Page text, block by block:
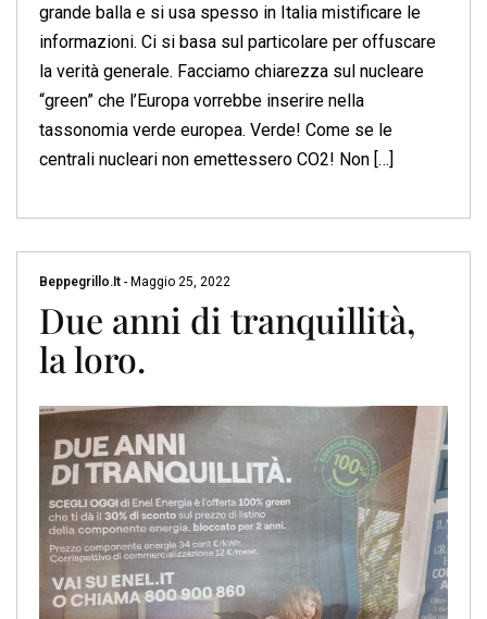
grande balla e si usa spesso in Italia mistificare le
informazioni. Ci si basa sul particolare per offuscare
la verità generale. Facciamo chiarezza sul nucleare
“green” che l’Europa vorrebbe inserire nella
tassonomia verde europea. Verde! Come se le
centrali nucleari non emettessero CO2! Non […]
Beppegrillo.it - Maggio 25, 2022
Due anni di tranquillità,
la loro.